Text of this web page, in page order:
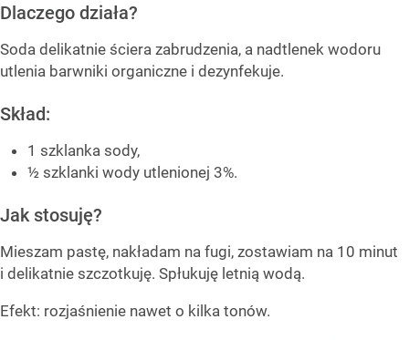
Dlaczego działa?
Soda delikatnie ściera zabrudzenia, a nadtlenek wodoru
utlenia barwniki organiczne i dezynfekuje.
Skład:
1 szklanka sody,
½ szklanki wody utlenionej 3%.
Jak stosuję?
Mieszam pastę, nakładam na fugi, zostawiam na 10 minut
i delikatnie szczotkuję. Spłukuję letnią wodą.
Efekt: rozjaśnienie nawet o kilka tonów.